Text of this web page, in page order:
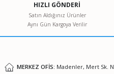
Ürün bilgilerinde hatalar
Ürün fiyatı diğer sitelerden
HIZLI GÖNDERİ
Satın Aldığınız Ürünler
Aynı Gün Kargoya Verilir
MERKEZ OFİS: Madenler, Mert Sk.